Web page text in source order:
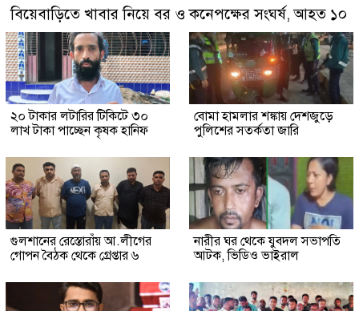
বিয়েবাড়িতে খাবার নিয়ে বর ও কনেপক্ষের সংঘর্ষ, আহত ১০
২০ টাকার লটারির টিকিটে ৩০
লাখ টাকা পাচ্ছেন কৃষক হানিফ
বোমা হামলার শঙ্কায় দেশজুড়ে
পুলিশের সতর্কতা জারি
গুলশানের রেস্তোরাঁয় আ.লীগের
গোপন বৈঠক থেকে গ্রেপ্তার ৬
নারীর ঘর থেকে যুবদল সভাপতি
আটক, ভিডিও ভাইরাল